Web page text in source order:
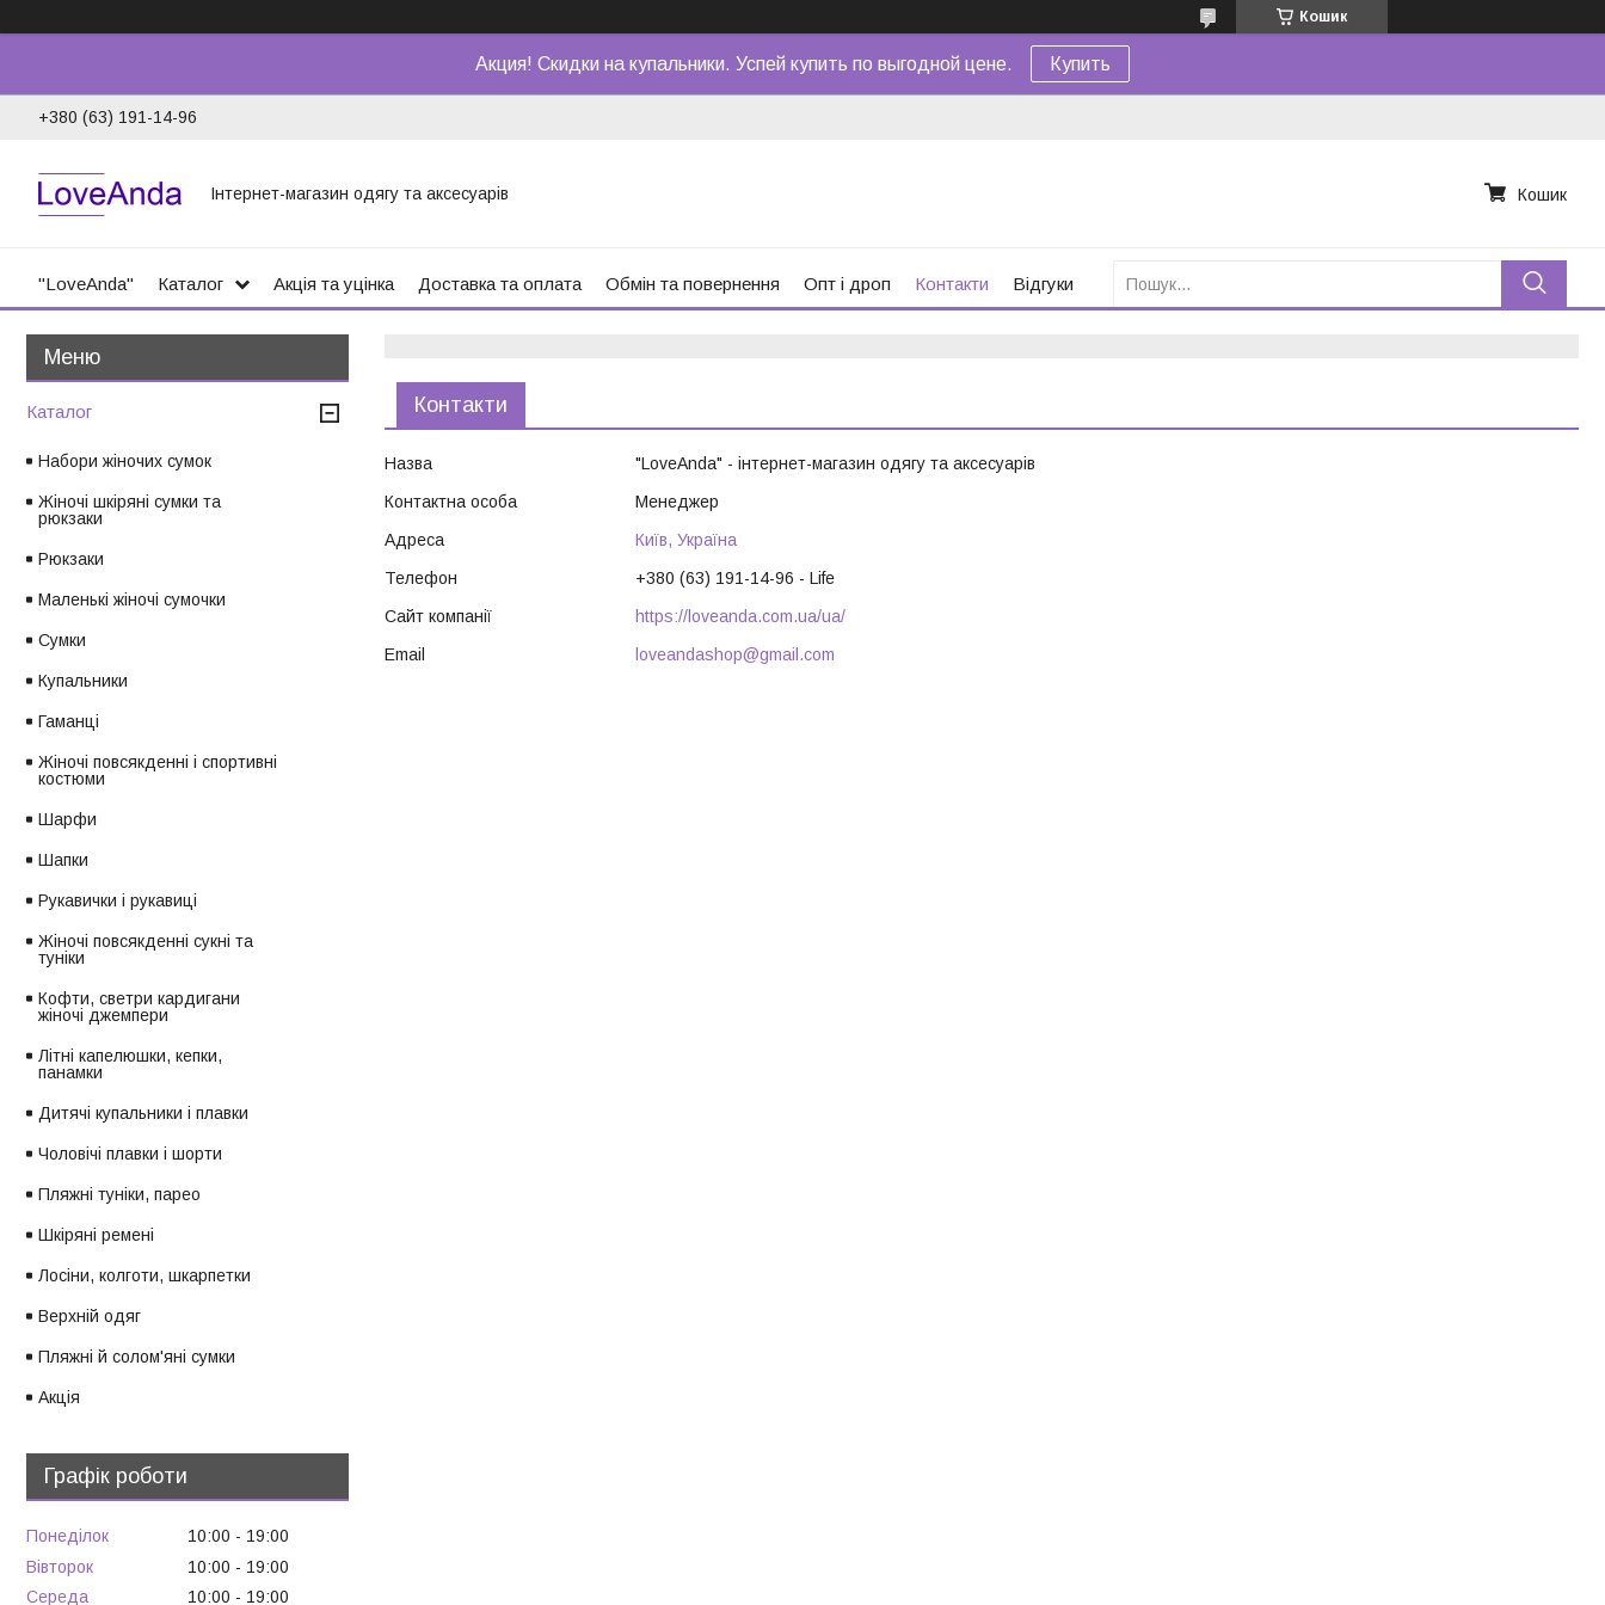
Кошик
Акция! Скидки на купальники. Успей купить по выгодной цене. Купить
+380 (63) 191-14-96
Інтернет-магазин одягу та аксесуарів Кошик
"LoveAnda" Каталог Акція та уцінка Доставка та оплата Обмін та повернення Опт і дроп Контакти Відгуки
Контакти
"LoveAnda" - інтернет-магазин одягу та аксесуарів
Менеджер
Київ, Україна
+380 (63) 191-14-96
Life
https://loveanda.com.ua/ua/
loveandashop@gmail.com
Каталог
Набори жіночих сумок
Жіночі шкіряні сумки та
рюкзаки
Рюкзаки
Маленькі жіночі сумочки
Сумки
Купальники
Гаманці
Жіночі повсякденні і спортивні
костюми
Шарфи
Шапки
Рукавички і рукавиці
Жіночі повсякденні сукні та
туніки
Кофти, светри кардигани
жіночі джемпери
Літні капелюшки, кепки,
панамки
Дитячі купальники і плавки
Чоловічі плавки і шорти
Пляжні туніки, парео
Шкіряні ремені
Лосіни, колготи, шкарпетки
Верхній одяг
Пляжні й солом'яні сумки
Акція
Графік роботи
Понеділок 10:00
19:00
Вівторок
10:00
19:00
Середа
10:00 19:00